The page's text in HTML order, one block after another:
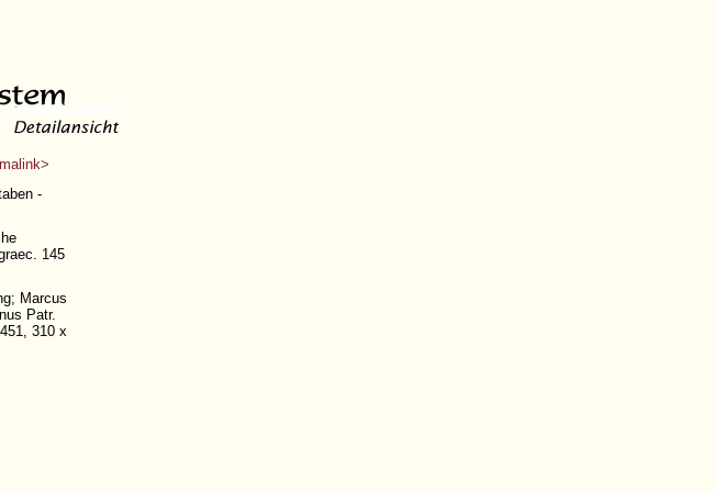
-
145
Marcus
Patr.
, 310 x